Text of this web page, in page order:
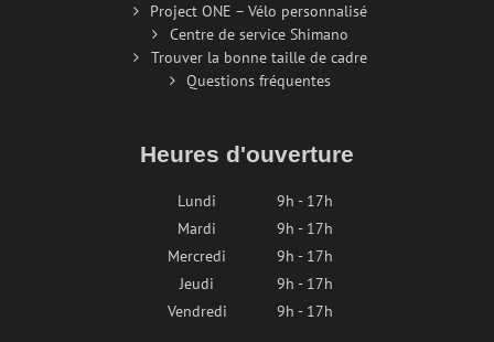
Project ONE – Vélo personnalisé
Centre de service Shimano
Trouver la bonne taille de cadre
Questions fréquentes
Heures d'ouverture
Lundi
9h - 17h
Mardi
9h - 17h
Mercredi
9h - 17h
Jeudi
9h - 17h
Vendredi
9h - 17h